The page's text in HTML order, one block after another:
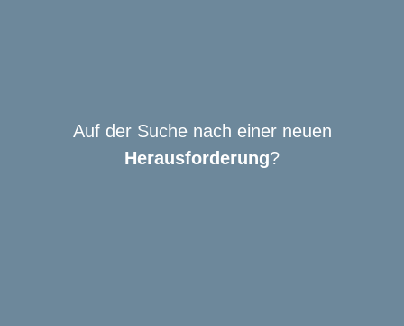
Auf der Suche nach einer neuen
Herausforderung?